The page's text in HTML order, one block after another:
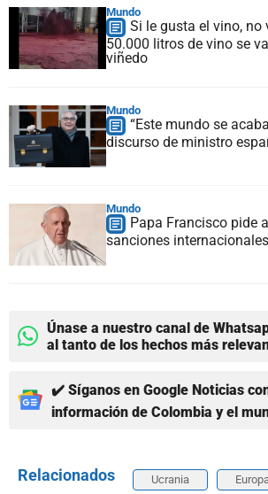
Mundo
Si le gusta el vino, no
50.000 litros de vino se
viñedo
Mundo
“Este mundo se
discurso de ministro
Mundo
Papa Francisco pide
sanciones
Únase a nuestro canal de
al tanto de los hechos más
✔️ Síganos en Google Noticias
información de Colombia y el
Relacionados Ucrania Europa